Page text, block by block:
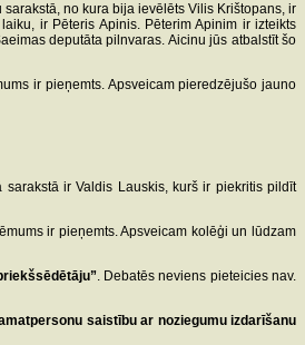
no kura bija ievēlēts Vilis Krištopans, ir
ir Pēteris Apinis. Pēterim Apinim ir izteikts
deputāta pilnvaras. Aicinu jūs atbalstīt šo
ir pieņemts. Apsveicam pieredzējušo jauno
ir Valdis Lauskis, kurš ir piekritis pildīt
ir pieņemts. Apsveicam kolēģi un lūdzam
. Debatēs neviens pieteicies nav.
saistību ar noziegumu izdarīšanu